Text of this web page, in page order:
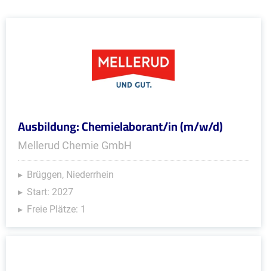
Ausbildung: Chemielaborant/in (m/w/d)
Mellerud Chemie GmbH
Brüggen, Niederrhein
Start: 2027
Freie Plätze: 1